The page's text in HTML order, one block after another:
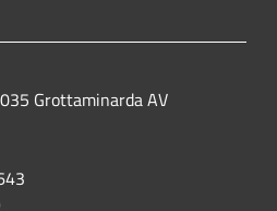
Grottaminarda AV